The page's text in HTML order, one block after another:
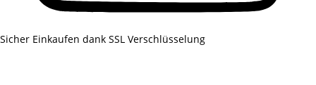
Sicher Einkaufen dank SSL Verschlüsselung